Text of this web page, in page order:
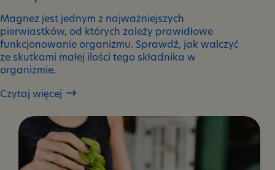
Magnez jest jednym z najważniejszych
pierwiastków, od których zależy prawidłowe
funkcjonowanie organizmu. Sprawdź, jak walczyć
ze skutkami małej ilości tego składnika w
organizmie.
Czytaj więcej
Objawy
skutki
obniżonego
poziomu
magnezu.